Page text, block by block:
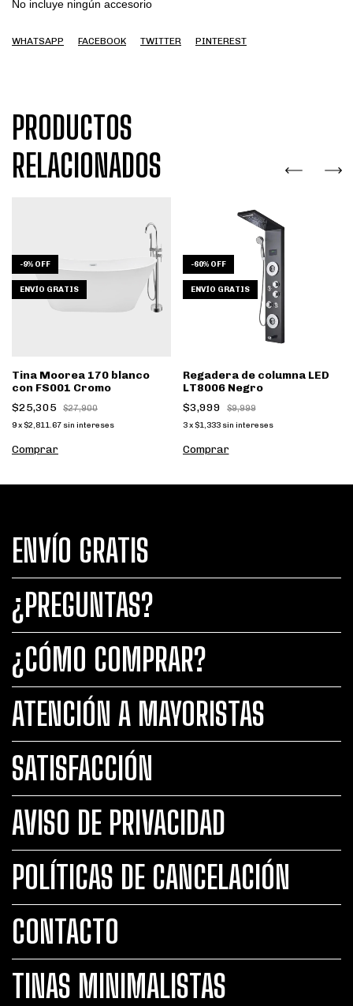
No incluye ningún accesorio
WHATSAPP FACEBOOK TWITTER PINTEREST
PRODUCTOS
RELACIONADOS
-9% OFF
ENVÍO GRATIS
Tina Moorea 170 blanco
con FS001 Cromo
$25,305
$27,900
9x $2,811.67 sin intereses
Comprar
-60% OFF
ENVÍO GRATIS
Regadera de columna LED
LT8006 Negro
$3,999
$9,999
3 x $1,333 sin intereses
ENVÍO GRATIS
¿PREGUNTAS?
¿CÓMO COMPRAR?
ATENCIÓN A MAYORISTAS
SATISFACCIÓN
AVISO DE PRIVACIDAD
POLÍTICAS DE CANCELACIÓN
CONTACTO
TINAS MINIMALISTAS